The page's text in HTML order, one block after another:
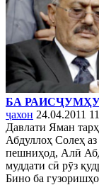
БА
ҷахон 24.04.2011
Давлати Яман
Абдуллоҳ Солеҳ
пешниҳод, Алӣ
муддати сӣ рӯз
Бино ба